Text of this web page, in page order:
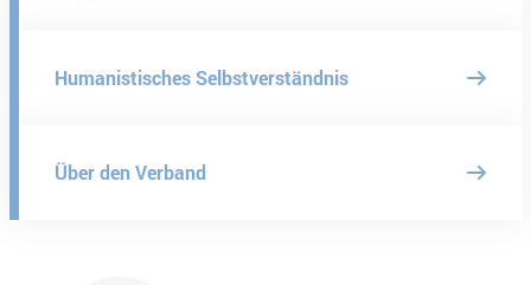
Humanistisches Selbstverständnis
Über den Verband